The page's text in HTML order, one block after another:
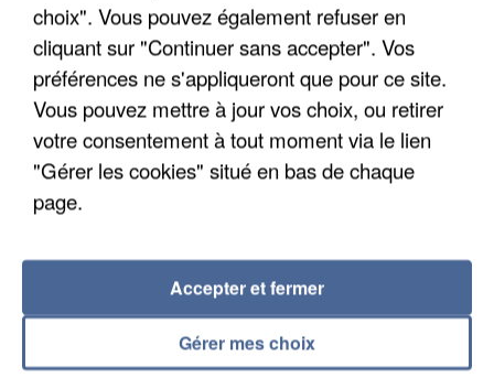
LES FRANÇAIS, FANS DE LA FLEMME
choix". Vous pouvez également refuser en
cliquant sur "Continuer sans accepter". Vos
préférences ne s'appliqueront que pour ce site.
Vous pouvez mettre à jour vos choix, ou retirer
votre consentement à tout moment via le lien
"Gérer les cookies" situé en bas de chaque
page.
Gérer mes choix
Accepter et fermer